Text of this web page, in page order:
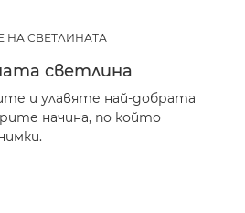
НА СВЕТЛИНАТА
светлина
и улавяте най-добрата
начина, по който